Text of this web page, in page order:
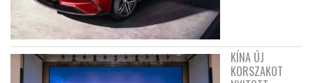
KÍNA ÚJ
KORSZAKOT